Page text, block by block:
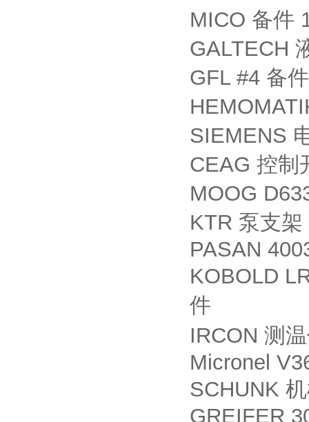
MICO 备件
GALTECH
GFL #4 备件
SIEMENS
CEAG 控制
MOOG
KTR 泵支架
PASAN
KOBOLD
件
IRCON 测
Micronel
SCHUNK
GREIFER